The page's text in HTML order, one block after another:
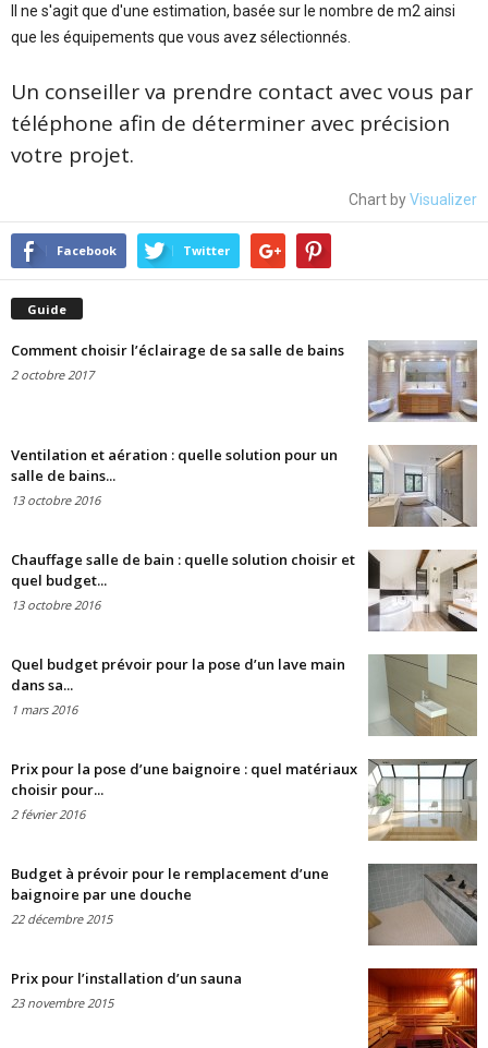
Il ne s'agit que d'une estimation, basée sur le nombre de m2 ainsi
que les équipements que vous avez sélectionnés.
Un conseiller va prendre contact avec vous par
téléphone afin de déterminer avec précision
votre projet.
Chart byVisualizer
Facebook Twitter
Guide
Comment choisir l’éclairage de sa salle de bains
2 octobre 2017
Ventilation et aération : quelle solution pour un
salle de bains...
13 octobre 2016
Chauffage salle de bain : quelle solution choisir et
quel budget...
13 octobre 2016
Quel budget prévoir pour la pose d’un lave main
dans sa...
1 mars 2016
Prix pour la pose d’une baignoire : quel matériaux
choisir pour...
2 février 2016
Budget à prévoir pour le remplacement d’une
baignoire par une douche
22 décembre 2015
Prix pour l’installation d’un sauna
23 novembre 2015